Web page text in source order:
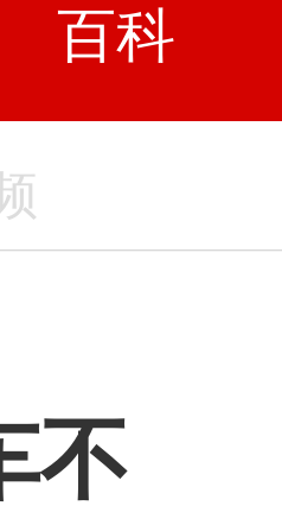
百科
不